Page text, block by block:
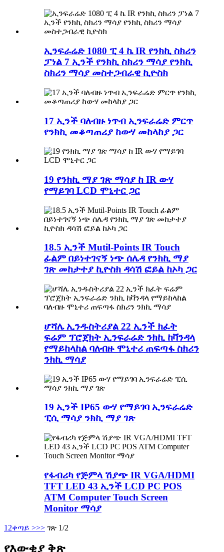
ኢንፍራሬድ 1080 ፒ 4 ኬ IR የንክኪ ስክሪን
ፓነል 7 ኢንች የንክኪ ስክሪን ማሳያ የንክኪ
ስክሪን ማሳያ መስተጋብራዊ ኪዮስክ
17 ኢንች ባለብዙ ነጥብ ኢንፍራሬድ ምርጥ
የንክኪ መቆጣጠሪያ ከውሃ መከላከያ ጋር
19 የንክኪ ማያ ገጽ ማሳያ ከ IR ውሃ
የማይገባ LCD ሞኒተር ጋር
18.5 ኢንች Mutil-Points IR Touch
ፊልም በይነተገናኝ ነጭ ሰሌዳ የንክኪ ማያ
ገጽ መከታተያ ኪዮስክ ዳሳሽ ፎይል ከኦካ ጋር
ሆሻሌ ኢንዱስትሪያል 22 ኢንች ክፈት
ፍሬም ፕሮጀክት ኢንፍራሬድ ንክኪ ከቫንዳላ
የማይከላከል ባለብዙ ሞኒተሪ ጠፍጣፋ ስክሪን
ንክኪ ማሳያ
19 ኢንች IP65 ውሃ የማይገባ ኢንፍራሬድ
ፒሲ ማሳያ ንክኪ ማያ ገጽ
የፋብሪካ የጅምላ ሽያጭ IR VGA/HDMI
TFT LED 43 ኢንች LCD PC POS
ATM Computer Touch Screen
Monitor ማሳያ
1 2ቀጣይ >>> ገጽ 1/2
የእውቂያ ቅጽ